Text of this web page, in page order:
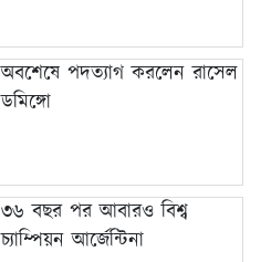
অবশেষে পদত্যাগ করলেন রাসেল
ডমিঙ্গো
৩৬ বছর পর আবারও বিশ্ব
চ্যাম্পিয়ন আর্জেন্টিনা